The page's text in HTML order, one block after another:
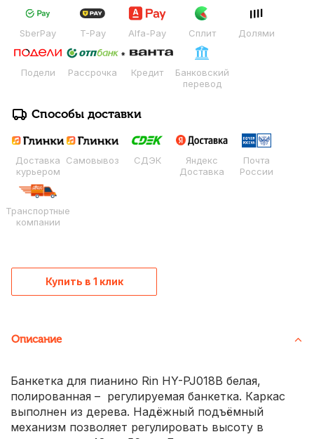
SberPay T-Pay Alfa-Pay Сплит Долями
Подели Рассрочка Кредит
Банковский
перевод
Способы доставки
Доставка
курьером
Самовывоз СДЭК
Яндекс
Доставка
Почта
России
Транспортные
компании
Купить в 1 клик
Описание
Банкетка для пианино Rin HY-PJ018B белая,
полированная – регулируемая банкетка. Каркас
выполнен из дерева. Надёжный подъёмный
механизм позволяет регулировать высоту в